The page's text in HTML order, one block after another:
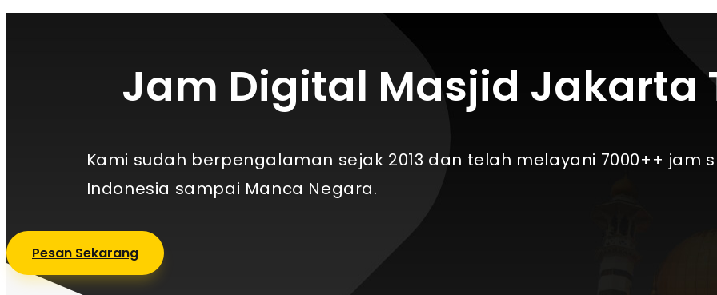
Jam Digital Masjid Jakarta
Kami sudah berpengalaman sejak 2013 dan telah melayani 7000++ jam
Indonesia sampai Manca Negara.
Pesan Sekarang